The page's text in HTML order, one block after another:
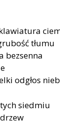
tłumu
bezsenna
odgłos
siedmiu